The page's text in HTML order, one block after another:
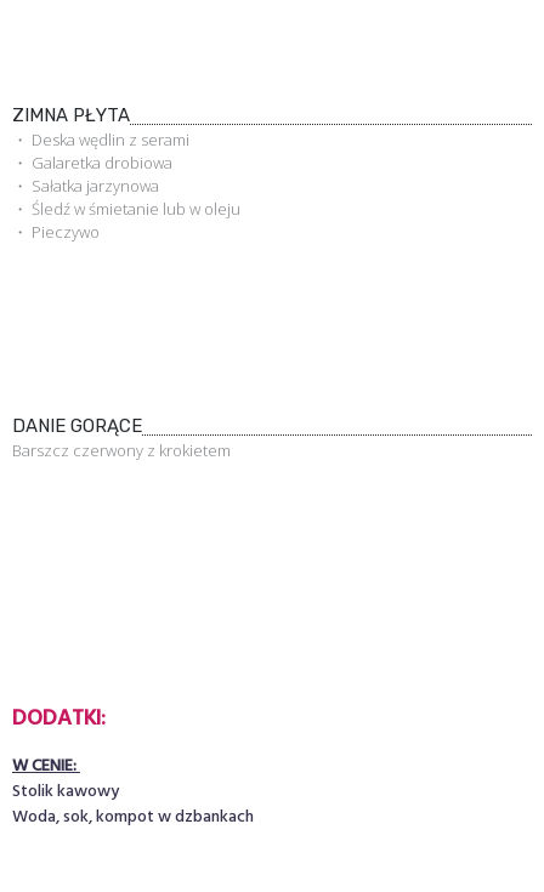
ZIMNA PŁYTA
・ Deska wędlin z serami
・ Galaretka drobiowa
・ Sałatka jarzynowa
・ Śledź w śmietanie lub w oleju
・ Pieczywo
DANIE GORĄCE
Barszcz czerwony z krokietem
DODATKI:
W CENIE:
Stolik kawowy
Woda, sok, kompot w dzbankach